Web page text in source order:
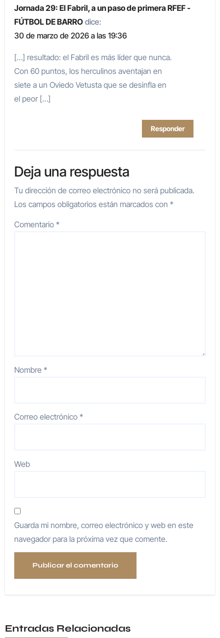
Jornada 29: El Fabril, a un paso de primera RFEF -
FÚTBOL DE BARRO dice:
30 de marzo de 2026 a las 19:36
[…] resultado: el Fabril es más líder que nunca.
Con 60 puntos, los herculinos aventajan en
siete a un Oviedo Vetusta que se desinfla en
el peor […]
Responder
Deja una respuesta
Tu dirección de correo electrónico no será publicada.
Los campos obligatorios están marcados con *
Comentario *
Nombre *
Correo electrónico *
Web
Guarda mi nombre, correo electrónico y web en este
navegador para la próxima vez que comente.
Entradas Relacionadas